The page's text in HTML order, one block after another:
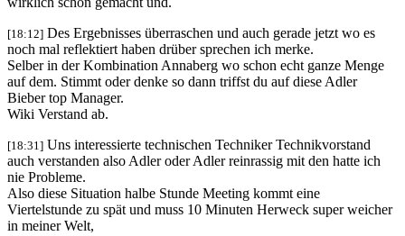
[18:12] Des Ergebnisses überraschen und auch gerade jetzt wo es
noch mal reflektiert haben drüber sprechen ich merke.
Selber in der Kombination Annaberg wo schon echt ganze Menge
auf dem. Stimmt oder denke so dann triffst du auf diese Adler
Bieber top Manager.
Wiki Verstand ab.
[18:31] Uns interessierte technischen Techniker Technikvorstand
auch verstanden also Adler oder Adler reinrassig mit den hatte ich
nie Probleme.
Also diese Situation halbe Stunde Meeting kommt eine
Viertelstunde zu spät und muss 10 Minuten Herweck super weicher
in meiner Welt,